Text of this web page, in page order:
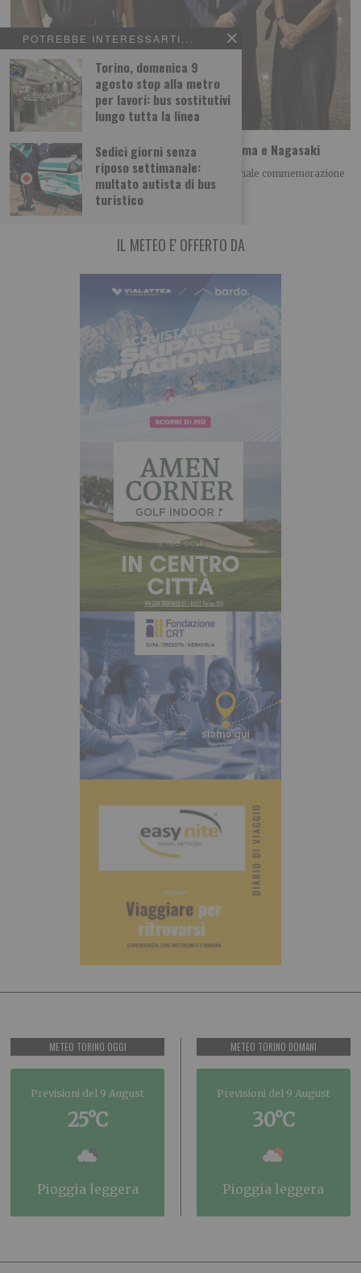
POTREBBE INTERESSARTI...
Torino, domenica 9
agosto stop alla metro
per lavori: bus sostitutivi
lungo tutta la linea
Sedici giorni senza
riposo settimanale:
multato autista di bus
turistico
A Torino il ricordo della tragedia di Hiroshima e Nagasaki
Giovedì 6 agosto alle h 21.00 si è tenuta la tradizionale commemorazione
della tragedia di Hiroshima
IL METEO E' OFFERTO DA
METEO TORINO OGGI
Previsioni del 9 August
25°C
pioggia leggera
METEO TORINO DOMANI
Previsioni del 9 August
30°C
pioggia leggera